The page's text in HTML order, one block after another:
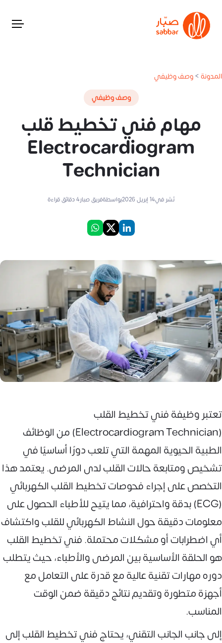
المدونة>وصف وظيفي
وصف وظيفي
مهام فني تخطيط قلب
Electrocardiogram
Technician
نُشر في14 إبريل 2026 بواسطةفريق صبار4دقائق قراءة
تعتبر وظيفة فني تخطيط القلب
(Electrocardiogram Technician) من الوظائف
الطبية الحيوية المهمة التي تلعب دورًا أساسيًا في
تشخيص ومتابعة حالات القلب لدى المرضى. يعتمد هذا
التخصص على إجراء فحوصات تخطيط القلب الكهربائي
(ECG) بدقة واحترافية، مما يتيح للأطباء الحصول على
معلومات دقيقة حول النشاط الكهربائي للقلب واكتشاف
أي اضطرابات أو مشكلات محتملة. فني تخطيط القلب
هو الحلقة الأساسية بين المرضى والأطباء، حيث يتطلب
دوره مهارات تقنية عالية مع قدرة على التعامل مع
أجهزة متطورة وتقديم نتائج دقيقة ضمن الوقت
المناسب.
إلى جانب الجانب التقني، يحتاج فني تخطيط القلب إلى